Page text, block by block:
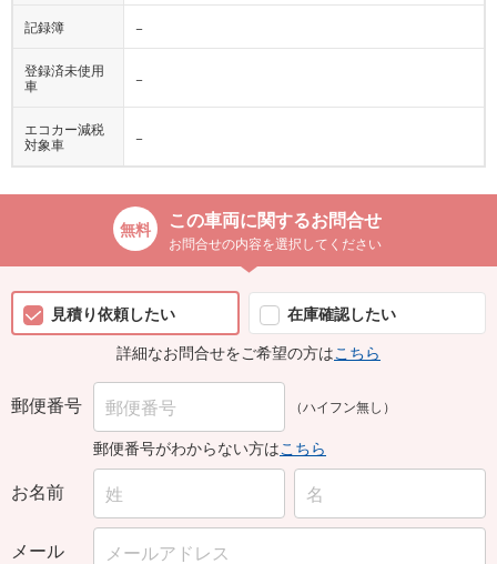
記録簿 −
登録済未使用
車
−
エコカー減税
対象車
−
この車両に関するお問合せ
お問合せの内容を選択してください
見積り依頼したい
在庫確認したい
詳細なお問合せをご希望の方はこちら
郵便番号 （ハイフン無し）
郵便番号がわからない方はこちら
お名前
メール